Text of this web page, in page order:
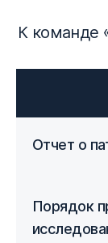
К команде
Отчет о
Порядок